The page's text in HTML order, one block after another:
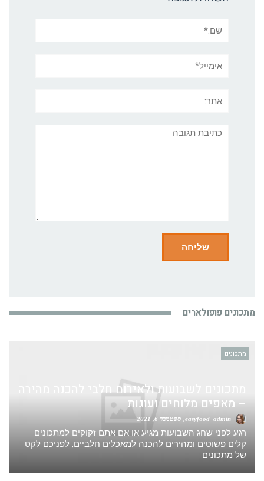
תגובה
מתכונים פופולארים
מתכונים
מתכונים לשבועות ולאירוח חלבי להכנה מהירה
– מאפים מלוחים ועוגות
ספטמבר 6, 2021
רגע לפני שחג השבועות מגיע או אם אתם זקוקים למתכונים
קלים פשוטים ומהירים להכנה למאכלים חלביים, לפניכם לקט
של מתכונים